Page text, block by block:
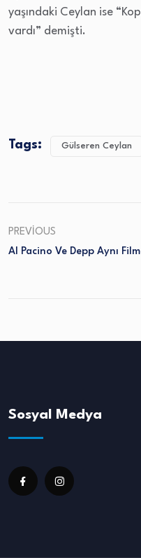
yaşındaki Ceylan ise
vardı” demişti.
Tags: Gülseren Ceylan
PREVIOUS
Al Pacino Ve Depp Aynı
Sosyal Medya